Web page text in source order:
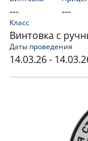
--- ---
Класс
Винтовка с
Даты проведения
14.03.26 -